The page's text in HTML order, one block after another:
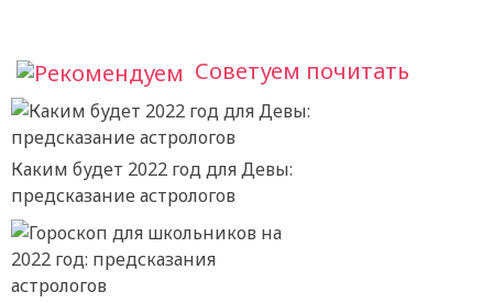
Советуем почитать
Каким будет 2022 год для Девы:
предсказание астрологов